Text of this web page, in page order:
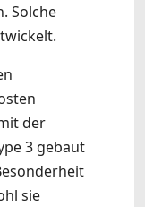
Solche
der
3 gebaut
sie